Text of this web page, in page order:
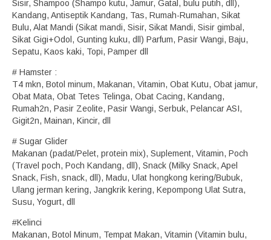
Sisir, Shampoo (Shampo kutu, Jamur, Gatal, bulu putih, dll),
Kandang, Antiseptik Kandang, Tas, Rumah-Rumahan, Sikat
Bulu, Alat Mandi (Sikat mandi, Sisir, Sikat Mandi, Sisir gimbal,
Sikat Gigi+Odol, Gunting kuku, dll) Parfum, Pasir Wangi, Baju,
Sepatu, Kaos kaki, Topi, Pamper dll
# Hamster :
T4 mkn, Botol minum, Makanan, Vitamin, Obat Kutu, Obat jamur,
Obat Mata, Obat Tetes Telinga, Obat Cacing, Kandang,
Rumah2n, Pasir Zeolite, Pasir Wangi, Serbuk, Pelancar ASI,
Gigit2n, Mainan, Kincir, dll
# Sugar Glider
Makanan (padat/Pelet, protein mix), Suplement, Vitamin, Poch
(Travel poch, Poch Kandang, dll), Snack (Milky Snack, Apel
Snack, Fish, snack, dll), Madu, Ulat hongkong kering/Bubuk,
Ulang jerman kering, Jangkrik kering, Kepompong Ulat Sutra,
Susu, Yogurt, dll
#Kelinci
Makanan, Botol Minum, Tempat Makan, Vitamin (Vitamin bulu,